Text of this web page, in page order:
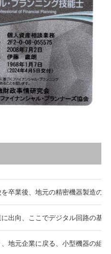
卒業後、地元の精密機器製造の
に出向、ここでデジタル回路の基
地元企業に戻る、小型機器の組